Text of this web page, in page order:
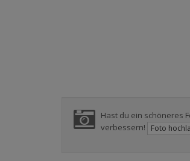
Hast du ein schöneres
verbessern!
Foto